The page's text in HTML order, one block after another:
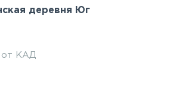
деревня Юг
КАД